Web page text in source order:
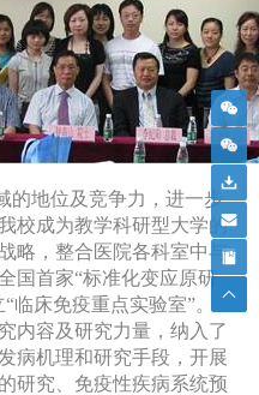
的地位及竞争力，进一步
校成为教学科研型大学的
略，整合医院各科室中与
国首家“标准化变应原研
临床免疫重点实验室”。
内容及研究力量，纳入了
病机理和研究手段，开展
研究、免疫性疾病系统预